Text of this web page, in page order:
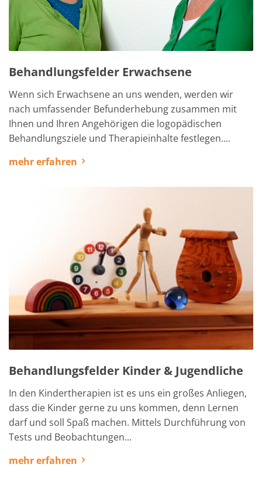
Behandlungsfelder Erwachsene
Wenn sich Erwachsene an uns wenden, werden wir
nach umfassender Befunderhebung zusammen mit
Ihnen und Ihren Angehörigen die logopädischen
Behandlungsziele und Therapieinhalte festlegen....
mehr erfahren
Behandlungsfelder Kinder & Jugendliche
In den Kindertherapien ist es uns ein großes Anliegen,
dass die Kinder gerne zu uns kommen, denn Lernen
darf und soll Spaß machen. Mittels Durchführung von
Tests und Beobachtungen...
mehr erfahren